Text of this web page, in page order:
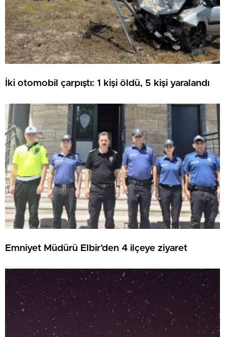
İki otomobil çarpıştı: 1 kişi öldü, 5 kişi yaralandı
Emniyet Müdürü Elbir’den 4 ilçeye ziyaret